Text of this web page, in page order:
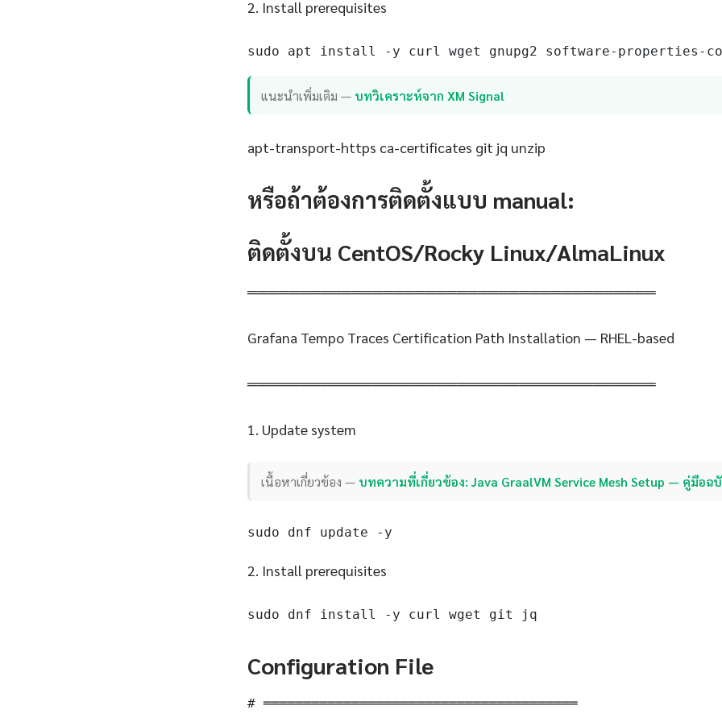
2. Install prerequisites
sudo apt install -y curl wget gnupg2 software-properties-
แนะนำเพิ่มเติม — บทวิเคราะห์จาก XM Signal
apt-transport-https ca-certificates git jq unzip
หรือถ้าต้องการติดตั้งแบบ manual:
ติดตั้งบน CentOS/Rocky Linux/AlmaLinux
═══════════════════════════════════════
Grafana Tempo Traces Certification Path Installation — RHEL-based
═══════════════════════════════════════
1. Update system
เนื้อหาเกี่ยวข้อง — บทความที่เกี่ยวข้อง: Java GraalVM Service Mesh Setup — คู่มือ
sudo dnf update -y
2. Install prerequisites
sudo dnf install -y curl wget git jq
Configuration File
# ═══════════════════════════════════════